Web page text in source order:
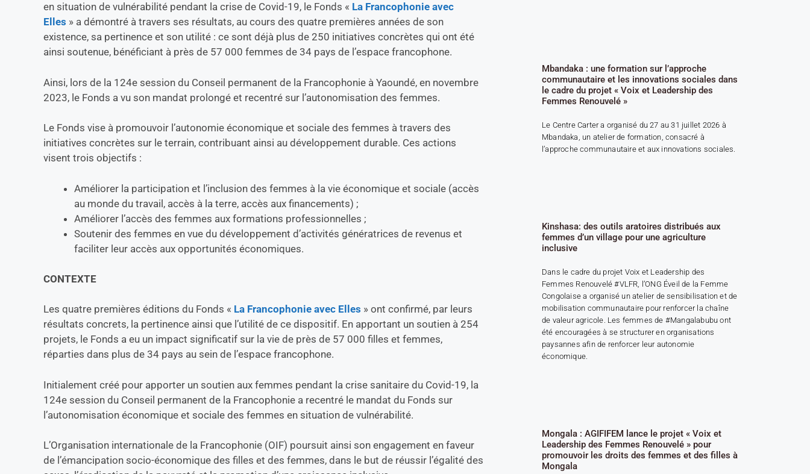
en situation de vulnérabilité pendant la crise de Covid-19, le Fonds « La Francophonie avec
Elles » a démontré à travers ses résultats, au cours des quatre premières années de son
existence, sa pertinence et son utilité : ce sont déjà plus de 250 initiatives concrètes qui ont été
ainsi soutenue, bénéficiant à près de 57 000 femmes de 34 pays de l’espace francophone.
Ainsi, lors de la 124e session du Conseil permanent de la Francophonie à Yaoundé, en novembre
2023, le Fonds a vu son mandat prolongé et recentré sur l’autonomisation des femmes.
Le Fonds vise à promouvoir l’autonomie économique et sociale des femmes à travers des
initiatives concrètes sur le terrain, contribuant ainsi au développement durable. Ces actions
visent trois objectifs :
Améliorer la participation et l’inclusion des femmes à la vie économique et sociale (accès
au monde du travail, accès à la terre, accès aux financements) ;
Améliorer l’accès des femmes aux formations professionnelles ;
Soutenir des femmes en vue du développement d’activités génératrices de revenus et
faciliter leur accès aux opportunités économiques.
CONTEXTE
Les quatre premières éditions du Fonds « La Francophonie avec Elles » ont confirmé, par leurs
résultats concrets, la pertinence ainsi que l’utilité de ce dispositif. En apportant un soutien à 254
projets, le Fonds a eu un impact significatif sur la vie de près de 57 000 filles et femmes,
réparties dans plus de 34 pays au sein de l’espace francophone.
Initialement créé pour apporter un soutien aux femmes pendant la crise sanitaire du Covid-19, la
124e session du Conseil permanent de la Francophonie a recentré le mandat du Fonds sur
l’autonomisation économique et sociale des femmes en situation de vulnérabilité.
L’Organisation internationale de la Francophonie (OIF) poursuit ainsi son engagement en faveur
de l’émancipation socio-économique des filles et des femmes, dans le but de réussir l’égalité des
Mbandaka : une formation sur l’approche
communautaire et les innovations sociales dans
le cadre du projet « Voix et Leadership des
Femmes Renouvelé »
Le Centre Carter a organisé du 27 au 31 juillet 2026 à
Mbandaka, un atelier de formation, consacré à
l’approche communautaire et aux innovations sociales.
Kinshasa: des outils aratoires distribués aux
femmes d’un village pour une agriculture
inclusive
Dans le cadre du projet Voix et Leadership des
Femmes Renouvelé #VLFR, l’ONG Éveil de la Femme
Congolaise a organisé un atelier de sensibilisation et de
mobilisation communautaire pour renforcer la chaîne
de valeur agricole. Les femmes de #Mangalabubu ont
été encouragées à se structurer en organisations
paysannes afin de renforcer leur autonomie
économique.
Mongala : AGIFIFEM lance le projet « Voix et
Leadership des Femmes Renouvelé » pour
promouvoir les droits des femmes et des filles à
Mongala